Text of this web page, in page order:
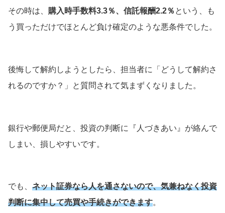
その時は、 購入時手数料3.3％、信託報酬2.2％ という、も
う買っただけでほとんど負け確定のような悪条件でした。
後悔して解約しようとしたら、担当者に「どうして解約さ
れるのですか？」と質問されて気まずくなりました。
銀行や郵便局だと、投資の判断に『人づきあい』が絡んで
しまい、損しやすいです。
でも、 ネット証券なら人を通さないので、気兼ねなく投資
判断に集中して売買や手続きができます。